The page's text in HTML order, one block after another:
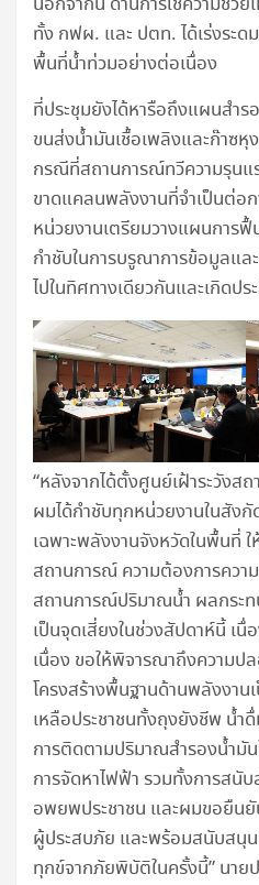
ทั้ง กฟผ. และ ปตท. ได้เร่งระ
พื้นที่น้ำท่วมอย่างต่อเนื่อง
ที่ประชุมยังได้หารือถึงแผนสำร
ขนส่งน้ำมันเชื้อเพลิงและก๊าซ
กรณีที่สถานการณ์ทวีความรุนแร
ขาดแคลนพลังงานที่จำเป็นต่อ
หน่วยงานเตรียมวางแผนกา
กำชับในการบรูณาการข้อมูลแล
ไปในทิศทางเดียวกันและเกิดป
“หลังจากได้ตั้งศูนย์เฝ้าระวัง
ผมได้กำชับทุกหน่วยงานในสังกั
เฉพาะพลังงานจังหวัดในพื้นที่
สถานการณ์ ความต้องการควา
สถานการณ์ปริมาณน้ำ ผลกระ
เป็นจุดเสี่ยงในช่วงสัปดาห์นี้ เ
เนื่อง ขอให้พิจารณาถึงความป
โครงสร้างพื้นฐานด้านพลังงา
เหลือประชาชนทั้งถุงยังชีพ น้ำ
การติดตามปริมาณสำรองน้ำมั
การจัดหาไฟฟ้า รวมทั้งการสนั
อพยพประชาชน และผมขอยืนยั
ผู้ประสบภัย และพร้อมสนับสนุน
ทุกข์จากภัยพิบัติในครั้งนี้” นายป